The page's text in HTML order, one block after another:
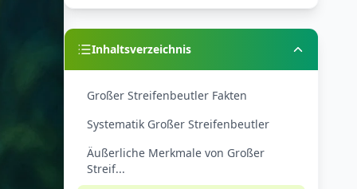
Inhaltsverzeichnis
Großer Streifenbeutler Fakten
Systematik Großer Streifenbeutler
Äußerliche Merkmale von Großer
Streif...